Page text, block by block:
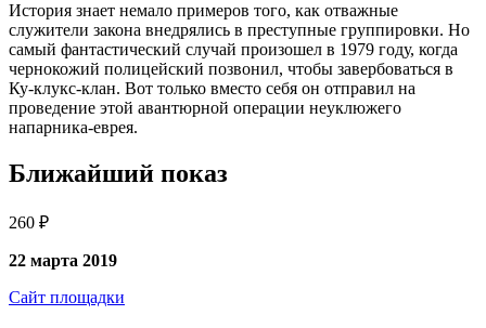
История знает немало примеров того, как отважные
служители закона внедрялись в преступные группировки. Но
самый фантастический случай произошел в 1979 году, когда
чернокожий полицейский позвонил, чтобы завербоваться в
Ку-клукс-клан. Вот только вместо себя он отправил на
проведение этой авантюрной операции неуклюжего
напарника-еврея.
Ближайший показ
260 ₽
22 марта 2019
Сайт площадки